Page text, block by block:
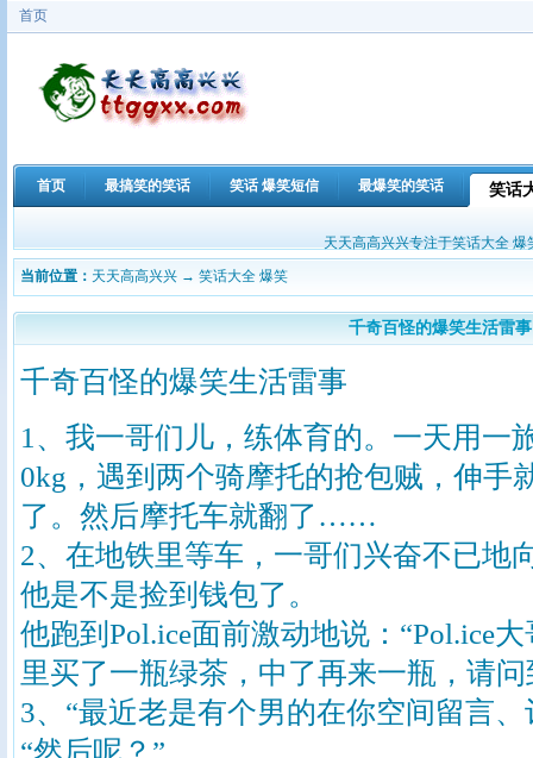
首页
首页 最搞笑的笑话 笑话 爆笑短信 最爆笑的笑话 笑话
天天高高兴兴专注于笑话大全
当前位置： 天天高高兴兴 → 笑话大全 爆笑
千奇百怪的爆笑生活雷事
千奇百怪的爆笑生活雷事
1、我一哥们儿，练体育的。一天用一
0kg，遇到两个骑摩托的抢包贼，伸手
了。然后摩托车就翻了……
2、在地铁里等车，一哥们兴奋不已地
他是不是捡到钱包了。
他跑到Pol.ice面前激动地说：“Pol.ice
里买了一瓶绿茶，中了再来一瓶，请
3、“最近老是有个男的在你空间留言、
“然后呢？”